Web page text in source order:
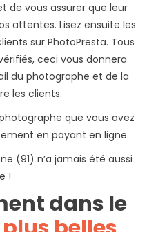
de vous assurer que leur
attentes. Lisez ensuite les
sur PhotoPresta. Tous
ceci vous donnera
du photographe et de la
les clients.
que vous avez
en payant en ligne.
(91) n’a jamais été aussi
!
dans le